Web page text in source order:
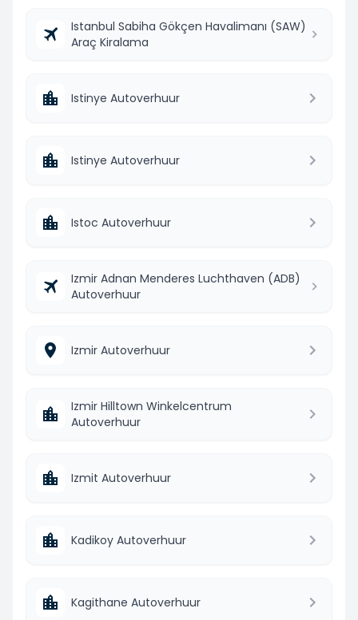
Istanbul Sabiha Gökçen Havalimanı (SAW)
Araç Kiralama
Istinye Autoverhuur
Istinye Autoverhuur
Istoc Autoverhuur
Izmir Adnan Menderes Luchthaven (ADB)
Autoverhuur
Izmir Autoverhuur
Izmir Hilltown Winkelcentrum
Autoverhuur
Izmit Autoverhuur
Kadikoy Autoverhuur
Kagithane Autoverhuur